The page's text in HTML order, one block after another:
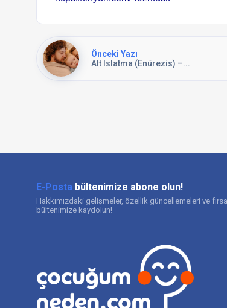
Önceki Yazı
Alt Islatma (Enürezis) –...
E-Posta bültenimize abone olun!
Hakkımızdaki gelişmeler, özellik güncellemeleri ve
bültenimize kaydolun!